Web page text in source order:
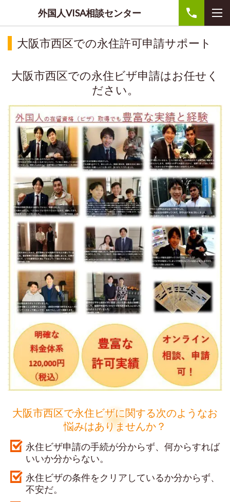
外国人VISA相談センター
大阪市西区での永住許可申請サポート
大阪市西区での永住ビザ申請はお任せく
ださい。
大阪市西区で永住ビザに関する次のようなお
悩みはありませんか？
永住ビザ申請の手続が分からず、何からすれば
いいか分からない。
永住ビザの条件をクリアしているか分からず、
不安だ。